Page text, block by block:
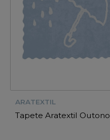
ARATEXTIL
Tapete Aratextil Outono